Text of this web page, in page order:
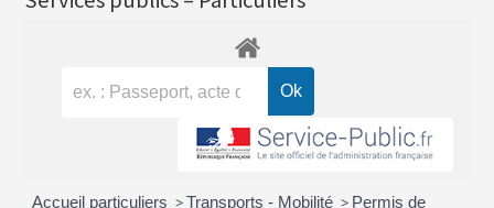
Accueil particuliers >Transports - Mobilité > Permis de